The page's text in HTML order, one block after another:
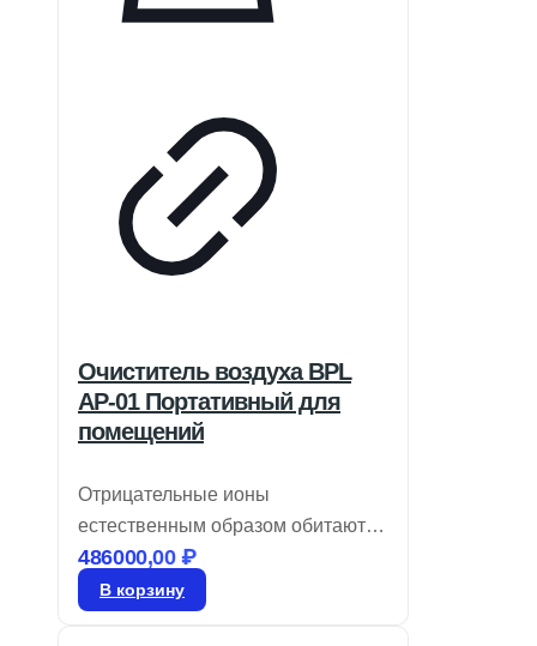
Очиститель воздуха BPL
AP-01 Портативный для
помещений
Отрицательные ионы
естественным образом обитают в
окружающей среде, где вы
вдыхаете чистый воздух.
486000,00₽
В корзину